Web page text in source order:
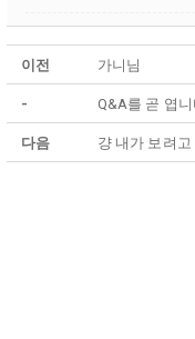
이전 가니님
- Q&A를 곧 엽
다음 걍 내가 보려